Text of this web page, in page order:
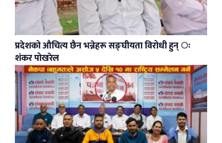
प्रदेशको औचित्य छैन भन्नेहरू सङ्घीयता विरोधी हुन् ः
शंकर पोखरेल